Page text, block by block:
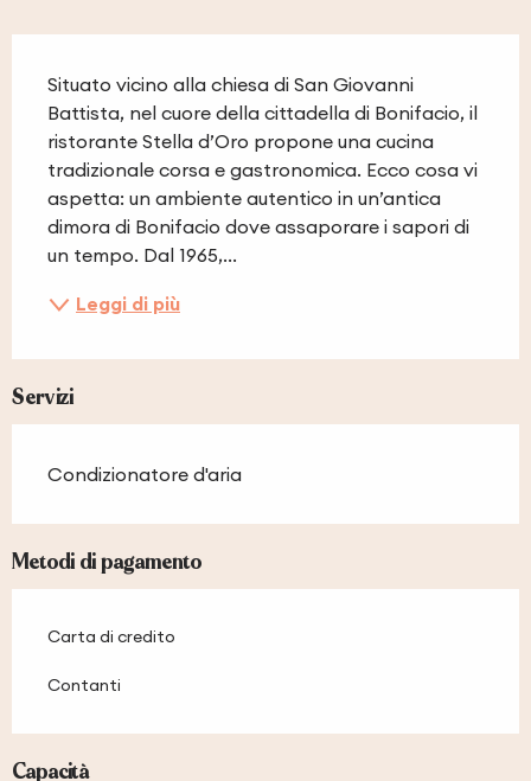
Situato vicino alla chiesa di San Giovanni
Battista, nel cuore della cittadella di Bonifacio, il
ristorante Stella d’Oro propone una cucina
tradizionale corsa e gastronomica. Ecco cosa vi
aspetta: un ambiente autentico in un’antica
dimora di Bonifacio dove assaporare i sapori di
un tempo. Dal 1965,...
Leggi di più
Servizi
Condizionatore d'aria
Metodi di pagamento
Carta di credito
Contanti
Capacità